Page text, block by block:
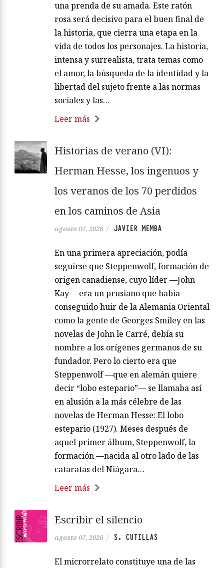
una prenda de su amada. Este ratón
rosa será decisivo para el buen final de
la historia, que cierra una etapa en la
vida de todos los personajes. La historia,
intensa y surrealista, trata temas como
el amor, la búsqueda de la identidad y la
libertad del sujeto frente a las normas
sociales y las…
Leer más
Historias de verano (VI):
Herman Hesse, los ingenuos y
los veranos de los 70 perdidos
en los caminos de Asia
agosto 07, 2026 / JAVIER MEMBA
En una primera apreciación, podía
seguirse que Steppenwolf, formación de
origen canadiense, cuyo líder —John
Kay— era un prusiano que había
conseguido huir de la Alemania Oriental
como la gente de Georges Smiley en las
novelas de John le Carré, debía su
nombre a los orígenes germanos de su
fundador. Pero lo cierto era que
Steppenwolf —que en alemán quiere
decir “lobo estepario”— se llamaba así
en alusión a la más célebre de las
novelas de Herman Hesse: El lobo
estepario (1927). Meses después de
aquel primer álbum, Steppenwolf, la
formación —nacida al otro lado de las
cataratas del Niágara…
Leer más
Escribir el silencio
agosto 07, 2026 / S. CUTILLAS
El microrrelato constituye una de las